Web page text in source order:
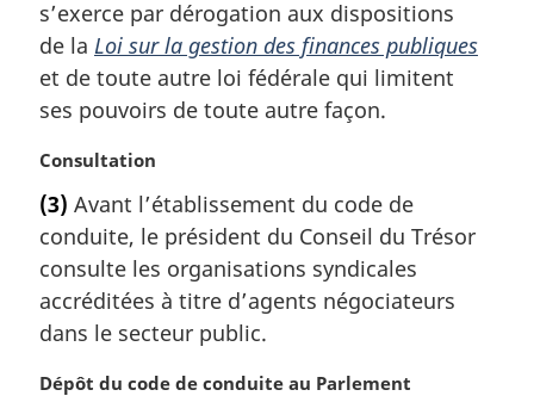
i
n
a
e
:
e
m
a
g
n
a
e
:
s’exerce par dérogation aux dispositions
de la Loi sur la gestion des finances publiques
et de toute autre loi fédérale qui limitent
ses pouvoirs de toute autre façon.
N
t
e
m
a
g
Consultation
(3) Avant l’établissement du code de
conduite, le président du Conseil du Trésor
consulte les organisations syndicales
accréditées à titre d’agents négociateurs
dans le secteur public.
N
Dépôt du code de conduite au Parlement